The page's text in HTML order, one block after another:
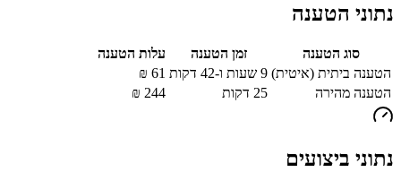
נתוני הטענה
סוג הטענה זמן הטענה
עלות הטענה
הטענה ביתית (איטית) 9 שעות ו-42 דקות 61
₪
הטענה מהירה
25 דקות 244
₪
נתוני ביצועים